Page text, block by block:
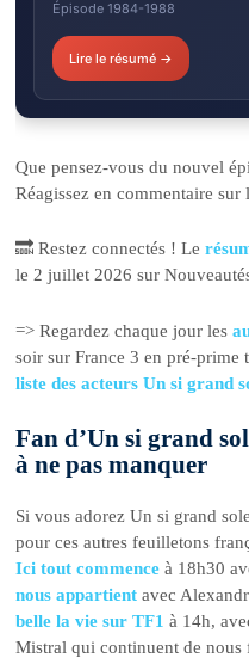
Épisode 1984-1988
Lire le résumé →
Que pensez-vous du nouvel
Réagissez en commentaire
🔜 Restez connectés ! Le
le 2 juillet 2026 sur
=> Regardez chaque jour les
soir sur France 3 en pré-prime
liste des acteurs Un si grand
Fan d’Un si grand
à ne pas manquer
Si vous adorez Un si grand
pour ces autres feuilletons
Ici tout commence à 18h30
nous appartient avec
belle la vie sur TF1 à 14h,
Mistral qui continuent de